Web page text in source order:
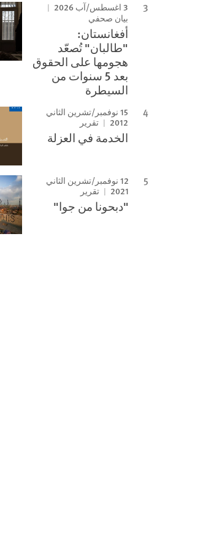
3 اغسطس/آب 2026
بيان صحفي
أفغانستان:
"طالبان" تُصعّد
هجومها على الحقوق
بعد 5 سنوات من
السيطرة
15 نوفمبر/تشرين الثاني
2012
تقرير
الخدمة في العزلة
12 نوفمبر/تشرين الثاني
2021
تقرير
"دبحونا من جوا"